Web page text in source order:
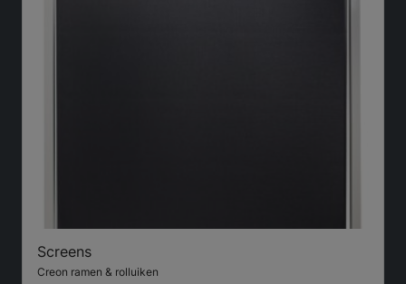
Screens
Creon ramen & rolluiken